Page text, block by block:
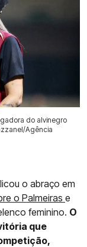
do alvinegro
Agência
o abraço em
o Palmeiras e
feminino. O
que